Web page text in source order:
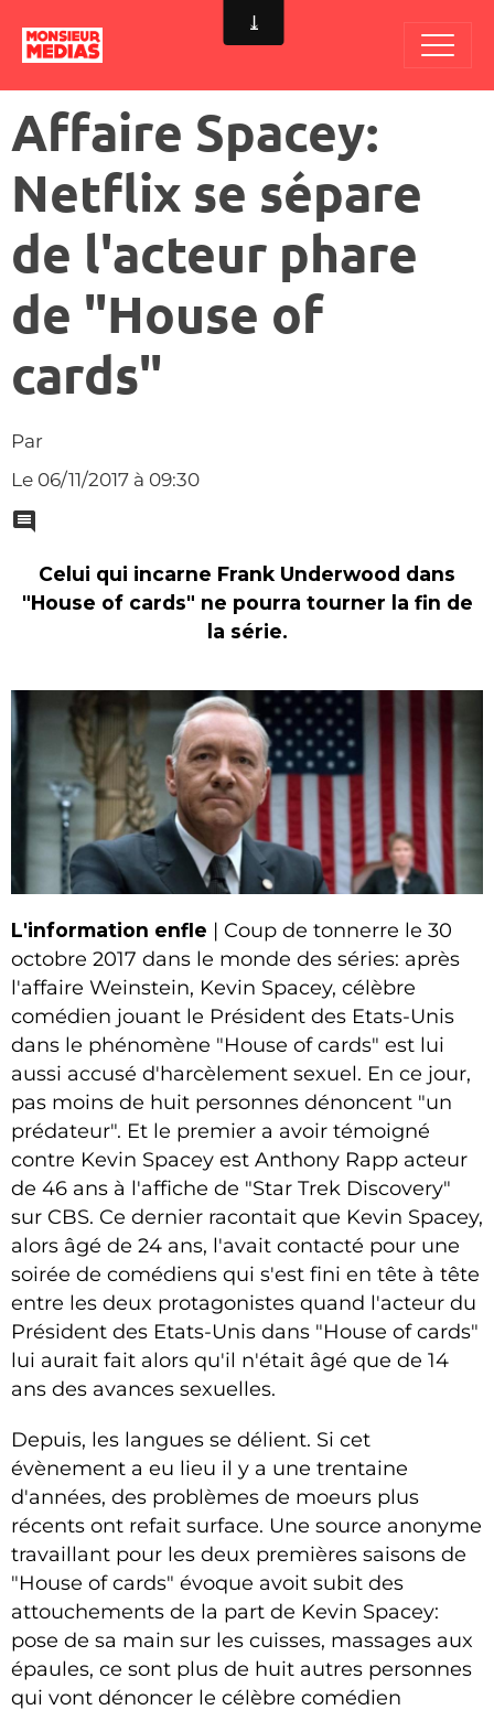
Affaire Spacey:
Netflix se sépare
de l'acteur phare
de "House of
cards"
Par
Le 06/11/2017 à 09:30
Celui qui incarne Frank Underwood dans
"House of cards" ne pourra tourner la fin de
la série.
L'information enfle | Coup de tonnerre le 30
octobre 2017 dans le monde des séries: après
l'affaire Weinstein, Kevin Spacey, célèbre
comédien jouant le Président des Etats-Unis
dans le phénomène "House of cards" est lui
aussi accusé d'harcèlement sexuel. En ce jour,
pas moins de huit personnes dénoncent "un
prédateur". Et le premier a avoir témoigné
contre Kevin Spacey est Anthony Rapp acteur
de 46 ans à l'affiche de "Star Trek Discovery"
sur CBS. Ce dernier racontait que Kevin Spacey,
alors âgé de 24 ans, l'avait contacté pour une
soirée de comédiens qui s'est fini en tête à tête
entre les deux protagonistes quand l'acteur du
Président des Etats-Unis dans "House of cards"
lui aurait fait alors qu'il n'était âgé que de 14
ans des avances sexuelles.
Depuis, les langues se délient. Si cet
évènement a eu lieu il y a une trentaine
d'années, des problèmes de moeurs plus
récents ont refait surface. Une source anonyme
travaillant pour les deux premières saisons de
"House of cards" évoque avoit subit des
attouchements de la part de Kevin Spacey:
pose de sa main sur les cuisses, massages aux
épaules, ce sont plus de huit autres personnes
qui vont dénoncer le célèbre comédien